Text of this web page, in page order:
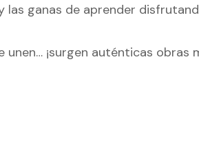
ganas de aprender
¡surgen auténticas obras